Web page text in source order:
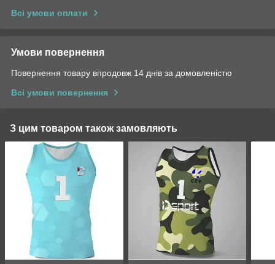
Всі умови оплати
Умови повернення
Повернення товару впродовж 14 днів за домовленістю
Всі умови повернення
З цим товаром також замовляють